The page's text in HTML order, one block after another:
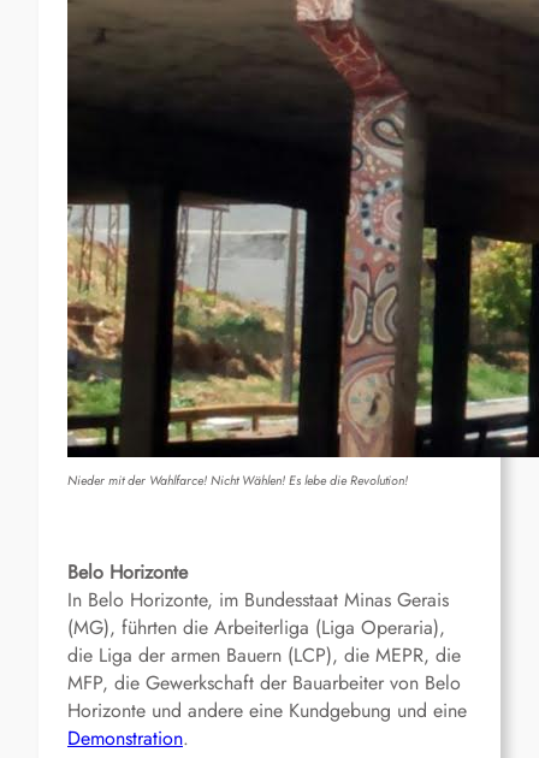
Nieder mit der Wahlfarce! Nicht Wählen! Es lebe die Revolution!
Belo Horizonte
In Belo Horizonte, im Bundesstaat Minas Gerais
(MG), führten die Arbeiterliga (Liga Operaria),
die Liga der armen Bauern (LCP), die MEPR, die
MFP, die Gewerkschaft der Bauarbeiter von Belo
Horizonte und andere eine Kundgebung und eine
Demonstration.